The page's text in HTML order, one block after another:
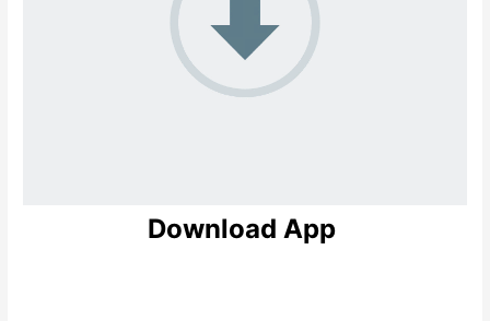
Download App